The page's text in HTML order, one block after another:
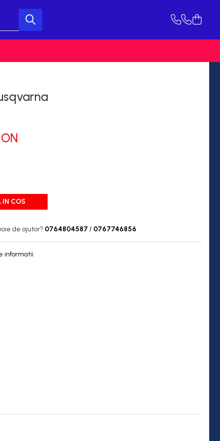
IN COS
de ajutor? 0764804587 / 0767746856
informatii